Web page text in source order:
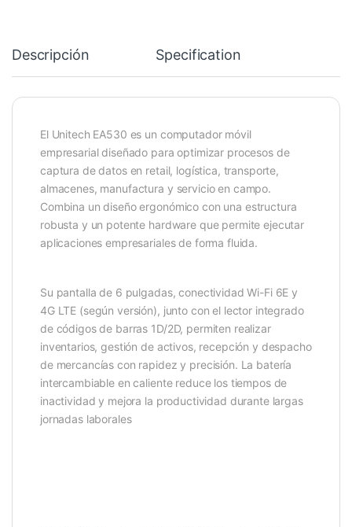
Descripción Specification
El Unitech EA530 es un computador móvil
empresarial diseñado para optimizar procesos de
captura de datos en retail, logística, transporte,
almacenes, manufactura y servicio en campo.
Combina un diseño ergonómico con una estructura
robusta y un potente hardware que permite ejecutar
aplicaciones empresariales de forma fluida.
Su pantalla de 6 pulgadas, conectividad Wi-Fi 6E y
4G LTE (según versión), junto con el lector integrado
de códigos de barras 1D/2D, permiten realizar
inventarios, gestión de activos, recepción y despacho
de mercancías con rapidez y precisión. La batería
intercambiable en caliente reduce los tiempos de
inactividad y mejora la productividad durante largas
jornadas laborales